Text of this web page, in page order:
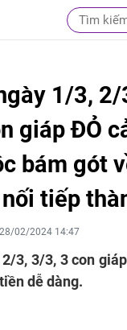
1/3,
giáp ĐỎ
bám gót
tiếp
28/02/2024 14:47
3, 3/3, 3 con
dễ dàng.